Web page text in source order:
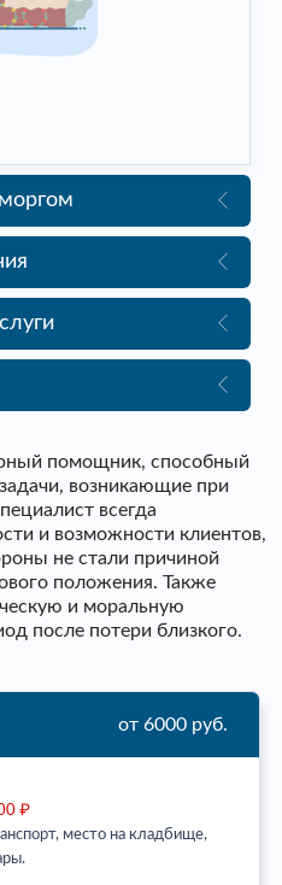
помощник, способный
возникающие при
всегда
и возможности клиентов,
не стали причиной
положения. Также
и моральную
после потери близкого.
от 6000 руб.
₽
место на кладбище,